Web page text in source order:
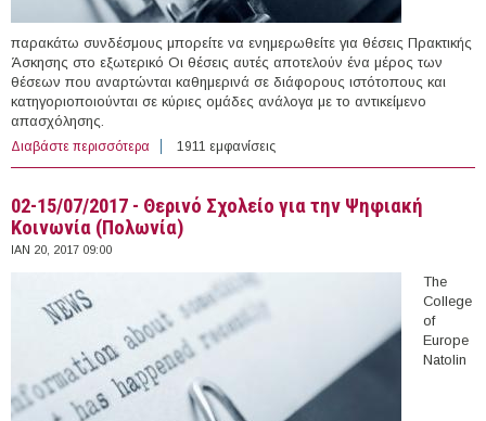
παρακάτω συνδέσμους μπορείτε να ενημερωθείτε για θέσεις Πρακτικής
Άσκησης στο εξωτερικό Οι θέσεις αυτές αποτελούν ένα μέρος των
θέσεων που αναρτώνται καθημερινά σε διάφορους ιστότοπους και
κατηγοριοποιούνται σε κύριες ομάδες ανάλογα με το αντικείμενο
απασχόλησης.
Διαβάστε περισσότερα για 77 θέσεις Πρακτικής Άσκησης στο εξωτερικό
(20/01/2017)
1911 εμφανίσεις
02-15/07/2017 - Θερινό Σχολείο για την Ψηφιακή
Κοινωνία (Πολωνία)
ΙΑΝ 20, 2017 09:00
The
College
of
Europe
Natolin